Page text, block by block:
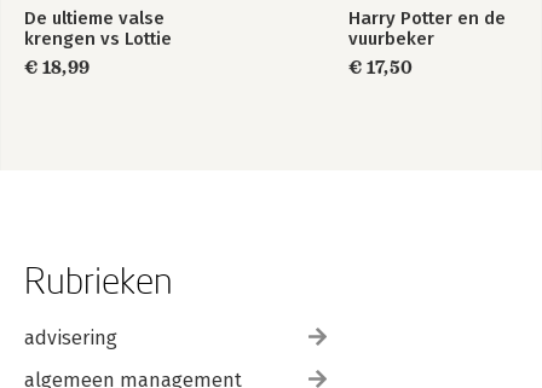
De ultieme valse
krengen vs Lottie
€ 18,99
Harry Potter en de
vuurbeker
€ 17,50
Rubrieken
advisering
algemeen management